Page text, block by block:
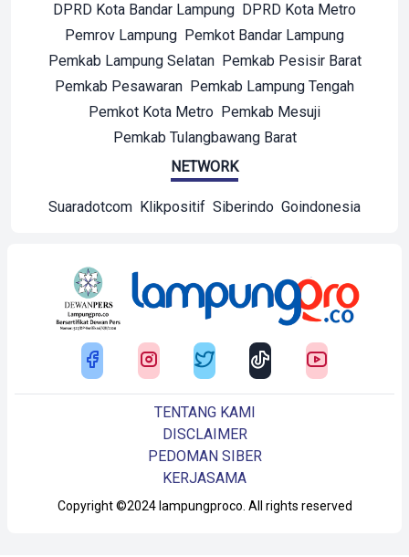
DPRD Kota Bandar Lampung DPRD Kota Metro
Pemrov Lampung Pemkot Bandar Lampung
Pemkab Lampung Selatan Pemkab Pesisir Barat
Pemkab Pesawaran Pemkab Lampung Tengah
Pemkot Kota Metro Pemkab Mesuji
Pemkab Tulangbawang Barat
NETWORK
Suaradotcom Klikpositif Siberindo Goindonesia
Copyright ©2024 lampungproco. All rights reserved
TENTANG KAMI
DISCLAIMER
PEDOMAN SIBER
KERJASAMA